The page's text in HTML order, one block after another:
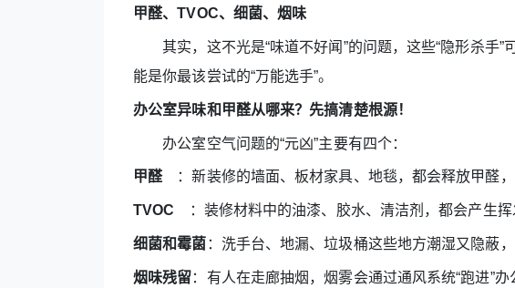
甲醛、TVOC、细菌、烟味
其实，这不光是“味道不好闻”的问题，这些“隐形杀手”
能是你最该尝试的“万能选手”。
办公室异味和甲醛从哪来？先搞清楚根源！
办公室空气问题的“元凶”主要有四个：
甲醛：新装修的墙面、板材家具、地毯，都会释放甲醛，
TVOC ：装修材料中的油漆、胶水、清洁剂，都会产生挥
细菌和霉菌 ：洗手台、地漏、垃圾桶这些地方潮湿又隐蔽
烟味残留：有人在走廊抽烟，烟雾会通过通风系统“跑进”办